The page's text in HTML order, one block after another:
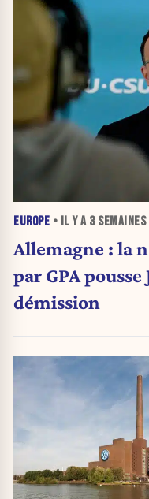
EUROPE • IL Y A 3 SEMAINES
Allemagne : la
par GPA pousse
démission